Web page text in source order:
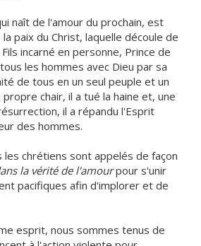
naît de l'amour du prochain, est
paix du Christ, laquelle découle de
incarné en personne, Prince de
les hommes avec Dieu par sa
de tous en un seul peuple et un
chair, il a tué la haine et, une
il a répandu l'Esprit
des hommes.
chrétiens sont appelés de façon
la vérité de l'amourpour s'unir
pacifiques afin d'implorer et de
esprit, nous sommes tenus de